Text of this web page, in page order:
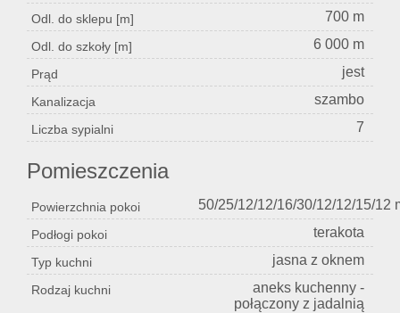
Odl. do sklepu [m] 700 m
Odl. do szkoły [m] 6 000 m
Prąd jest
Kanalizacja szambo
Liczba sypialni 7
Pomieszczenia
Powierzchnia pokoi 50/25/12/12/16/30/12/12/15/12
Podłogi pokoi terakota
Typ kuchni jasna z oknem
Rodzaj kuchni
aneks kuchenny -
połączony z jadalnią